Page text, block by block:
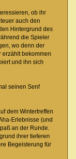
ob ihr
auch den
Hintergrund des
die Spieler
wo denn der
erzählt bekommen
und ihn sich
seinen Senf
dem Wintertreffen
Erlebnisse (und
an der Runde.
ihrer tieferen
Begeisterung für